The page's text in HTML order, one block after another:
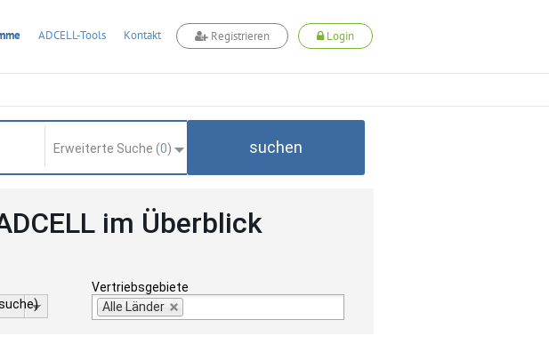
ADCELL-Tools Kontakt Registrieren Login
Erweiterte Suche (0) suchen
im Überblick
Vertriebsgebiete
Alle Länder